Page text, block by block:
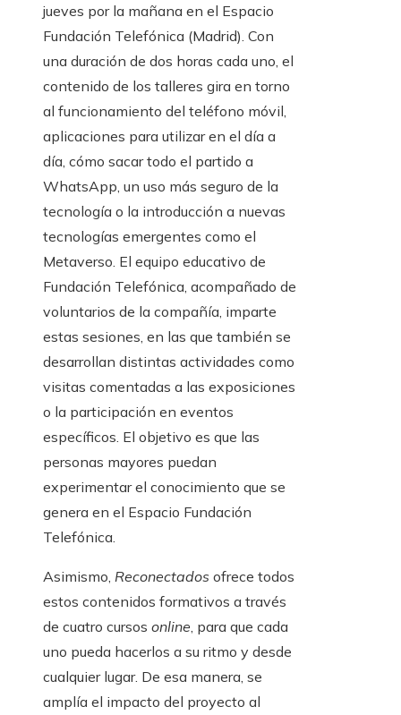
jueves por la mañana en el Espacio
Fundación Telefónica (Madrid). Con
una duración de dos horas cada uno, el
contenido de los talleres gira en torno
al funcionamiento del teléfono móvil,
aplicaciones para utilizar en el día a
día, cómo sacar todo el partido a
WhatsApp, un uso más seguro de la
tecnología o la introducción a nuevas
tecnologías emergentes como el
Metaverso. El equipo educativo de
Fundación Telefónica, acompañado de
voluntarios de la compañía, imparte
estas sesiones, en las que también se
desarrollan distintas actividades como
visitas comentadas a las exposiciones
o la participación en eventos
específicos. El objetivo es que las
personas mayores puedan
experimentar el conocimiento que se
genera en el Espacio Fundación
Telefónica.
Asimismo, Reconectados ofrece todos
estos contenidos formativos a través
de cuatro cursos online, para que cada
uno pueda hacerlos a su ritmo y desde
cualquier lugar. De esa manera, se
amplía el impacto del proyecto al